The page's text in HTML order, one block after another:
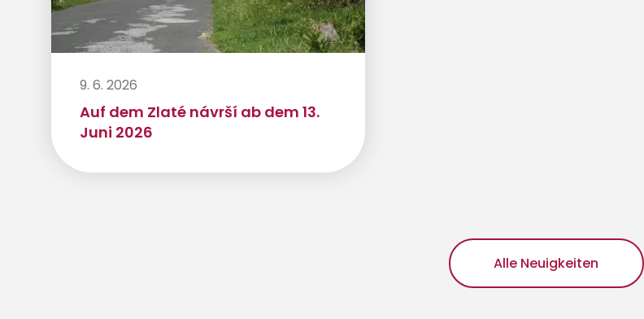
9. 6. 2026
Auf dem Zlaté návrší ab dem 13.
Juni 2026
Alle Neuigkeiten